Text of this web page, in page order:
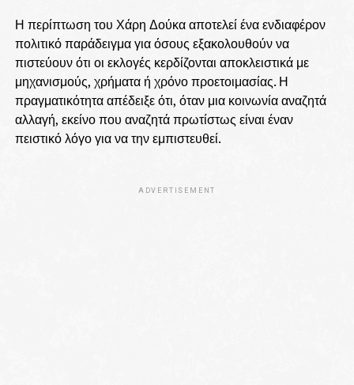
Η περίπτωση του Χάρη Δούκα αποτελεί ένα ενδιαφέρον
πολιτικό παράδειγμα για όσους εξακολουθούν να
πιστεύουν ότι οι εκλογές κερδίζονται αποκλειστικά με
μηχανισμούς, χρήματα ή χρόνο προετοιμασίας. Η
πραγματικότητα απέδειξε ότι, όταν μια κοινωνία αναζητά
αλλαγή, εκείνο που αναζητά πρωτίστως είναι έναν
πειστικό λόγο για να την εμπιστευθεί.
ADVERTISEMENT